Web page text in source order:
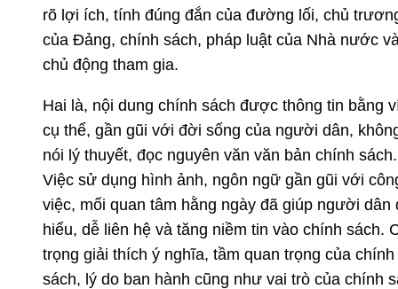
rõ lợi ích, tính đúng đắn của đường lối, chủ
của Đảng, chính sách, pháp luật của Nhà nước
chủ động tham gia.
Hai là, nội dung chính sách được thông tin bằng
cụ thể, gần gũi với đời sống của người dân,
nói lý thuyết, đọc nguyên văn văn bản chính sách.
Việc sử dụng hình ảnh, ngôn ngữ gần gũi với
việc, mối quan tâm hằng ngày đã giúp người dân
hiểu, dễ liên hệ và tăng niềm tin vào chính sách.
trọng giải thích ý nghĩa, tầm quan trọng của chính
sách, lý do ban hành cũng như vai trò của chính